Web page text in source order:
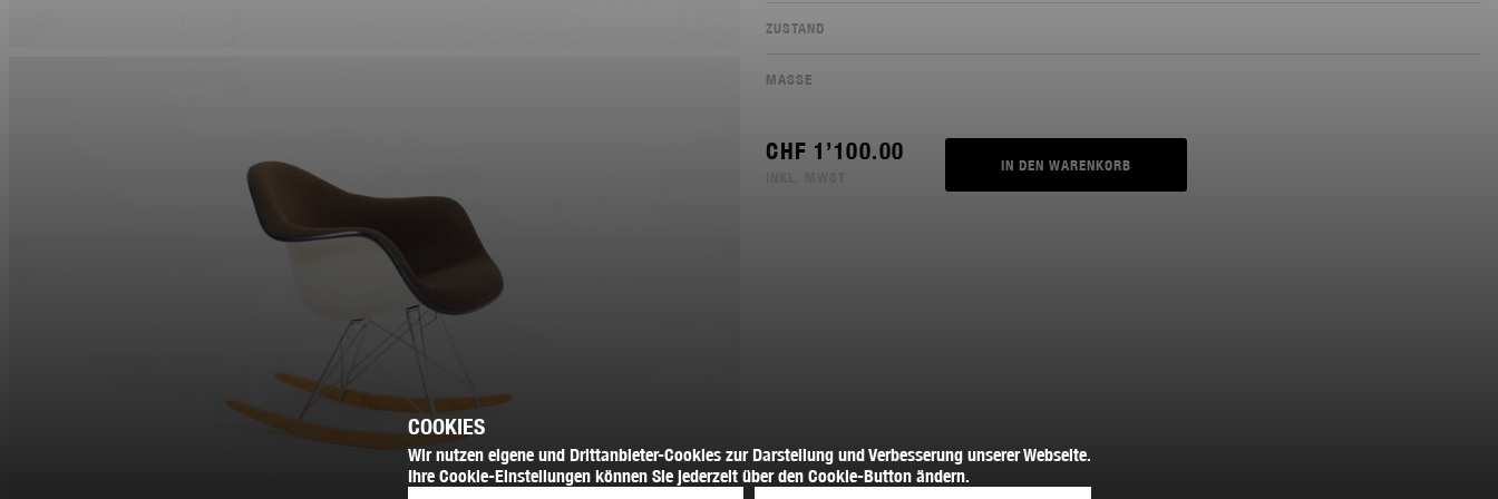
ZUSTAND
MASSE
CHF 1’100.00 IN DEN WARENKORB
COOKIES
Wir nutzen eigene und Drittanbieter-Cookies zur Darstellung und Verbesserung unserer Webseite.
Ihre Cookie-Einstellungen können Sie jederzeit über den Cookie-Button ändern.